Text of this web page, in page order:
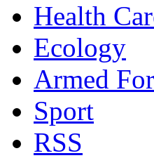
Health
Ecology
Armed
Sport
RSS